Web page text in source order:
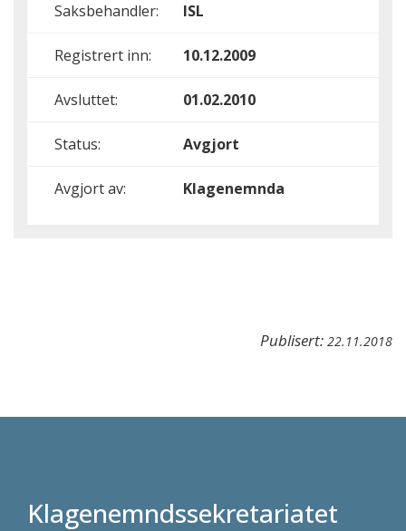
Saksbehandler: ISL
Registrert inn: 10.12.2009
Avsluttet: 01.02.2010
Status: Avgjort
Avgjort av: Klagenemnda
Publisert: 22.11.2018
Klagenemndssekretariatet